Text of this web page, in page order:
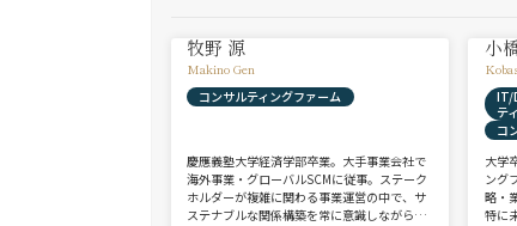
牧野 源
Makino Gen
コンサルティングファーム
慶應義塾大学経済学部卒業。大手事業会社で
海外事業・グローバルSCMに従事。ステーク
ホルダーが複雑に関わる事業運営の中で、サ
ステナブルな関係構築を常に意識しながら意
小
IT/
テ
コ
大学
ング
略・
特に